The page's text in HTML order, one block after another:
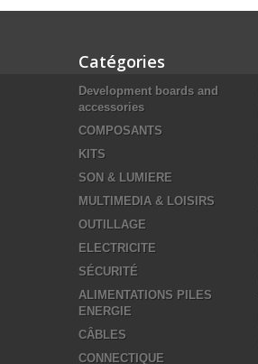
Catégories
Development boards and
accessories
COMPOSANTS
KITS
SON & LUMIERE
MULTIMEDIA & LOISIRS
OUTILLAGE
ELECTRICITE
SÉCURITÉ
ALIMENTATIONS PILES
ENERGIE
CÂBLES
CONNECTIQUE